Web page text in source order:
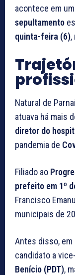
acontece em
sepultamento
quinta-feira (6),
Natural de
atuava há mais
diretor do
pandemia de
Filiado ao
prefeito em 1º
Francisco
municipais de
Antes disso, em
candidato a
Benício (PDT),